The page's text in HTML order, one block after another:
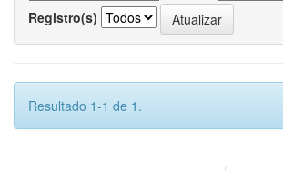
Registro(s)
Resultado 1-1 de 1.